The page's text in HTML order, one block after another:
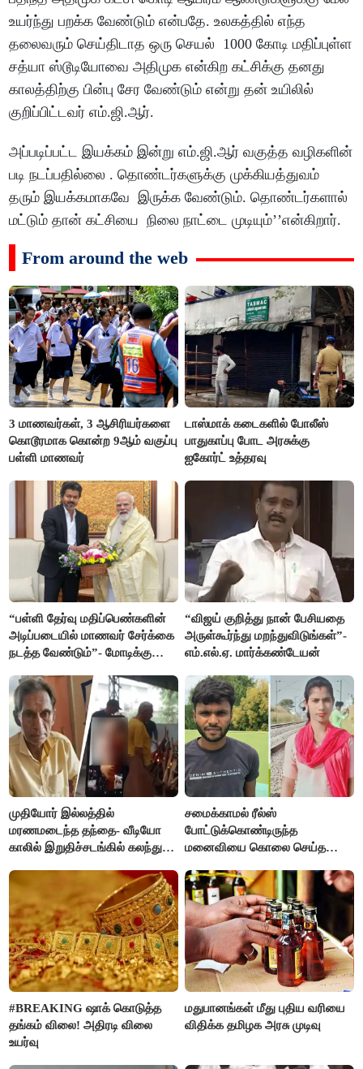
உயர்ந்து பறக்க வேண்டும் என்பதே. உலகத்தில் எந்த
தலைவரும் செய்திடாத ஒரு செயல் 1000 கோடி மதிப்புள்ள
சத்யா ஸ்டூடியோவை அதிமுக என்கிற கட்சிக்கு தனது
காலத்திற்கு பின்பு சேர வேண்டும் என்று தன் உயிலில்
குறிப்பிட்டவர் எம்.ஜி.ஆர்.
அப்படிப்பட்ட இயக்கம் இன்று எம்.ஜி.ஆர் வகுத்த வழிகளின்
படி நடப்பதில்லை . தொண்டர்களுக்கு முக்கியத்துவம்
தரும் இயக்கமாகவே இருக்க வேண்டும். தொண்டர்களால்
மட்டும் தான் கட்சியை நிலை நாட்டை முடியும்’’என்கிறார்.
From around the web
3 மாணவர்கள், 3 ஆசிரியர்களை
கொடூரமாக கொன்ற 9ஆம் வகுப்பு
பள்ளி மாணவர்
டாஸ்மாக் கடைகளில் போலீஸ்
பாதுகாப்பு போட அரசுக்கு
ஐகோர்ட் உத்தரவு
“பள்ளி தேர்வு மதிப்பெண்களின்
அடிப்படையில் மாணவர் சேர்க்கை
நடத்த வேண்டும்”- மோடிக்கு
“விஜய் குறித்து நான் பேசியதை
அருள்கூர்ந்து மறந்துவிடுங்கள்”-
எம்.எல்.ஏ. மார்க்கண்டேயன்
முதியோர் இல்லத்தில்
மரணமடைந்த தந்தை- வீடியோ
காலில் இறுதிச்சடங்கில் கலந்து
சமைக்காமல் ரீல்ஸ்
போட்டுக்கொண்டிருந்த
மனைவியை கொலை செய்த
#BREAKING ஷாக் கொடுத்த
தங்கம் விலை! அதிரடி விலை
உயர்வு
மதுபானங்கள் மீது புதிய வரியை
விதிக்க தமிழக அரசு முடிவு